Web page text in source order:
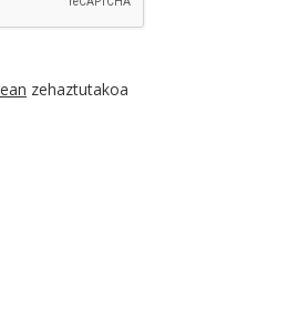
zehaztutakoa